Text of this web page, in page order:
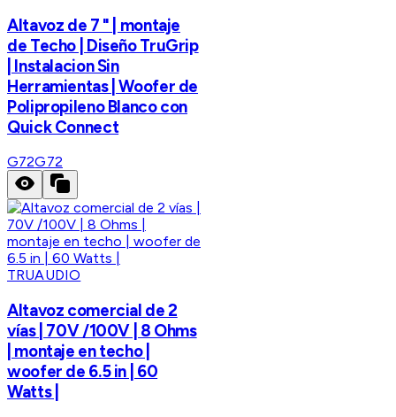
Altavoz de 7 " | montaje
de Techo | Diseño TruGrip
| Instalacion Sin
Herramientas | Woofer de
Polipropileno Blanco con
Quick Connect
G72G72
TRUAUDIO
Altavoz comercial de 2
vías | 70V /100V | 8 Ohms
| montaje en techo |
woofer de 6.5 in | 60
Watts |